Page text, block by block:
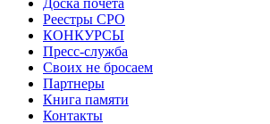
Доска почета
Реестры СРО
КОНКУРСЫ
Пресс-служба
Своих не бросаем
Партнеры
Книга памяти
Контакты